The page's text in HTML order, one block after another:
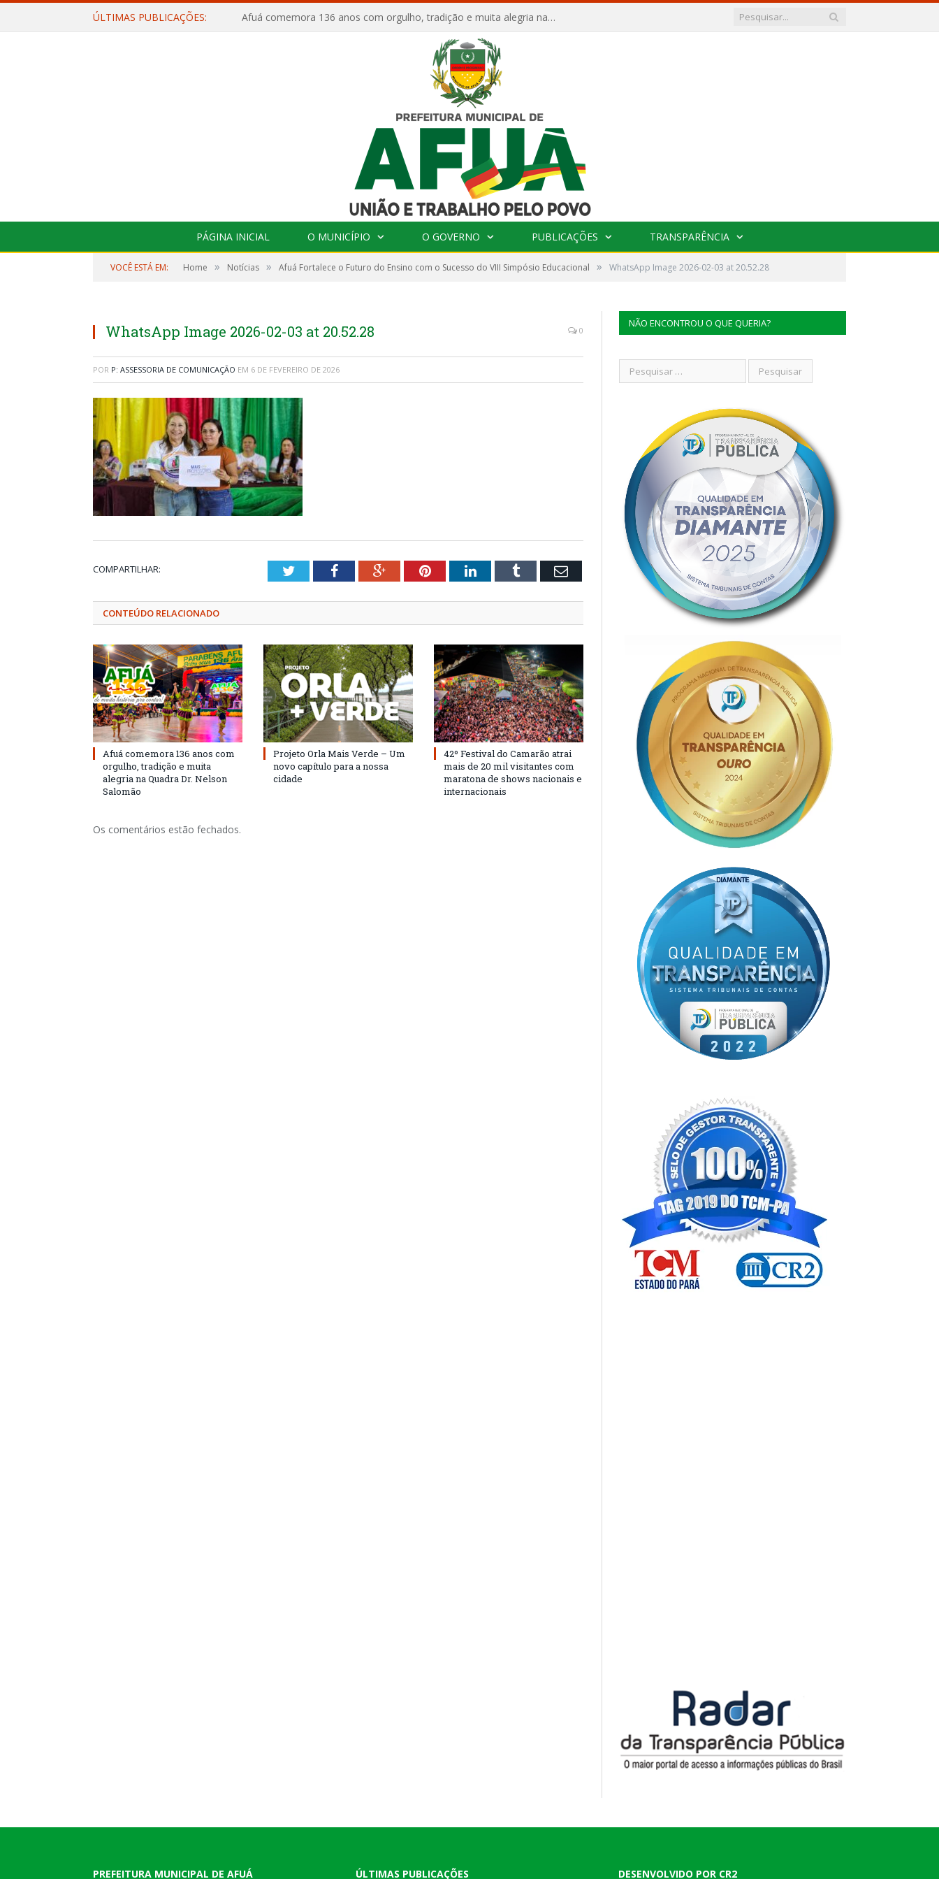
ÚLTIMAS PUBLICAÇÕES: Afuá comemora 136 anos com orgulho, tradição e muita alegria na Quadra Dr. Nelson Salomão
PÁGINA INICIAL O MUNICÍPIO O GOVERNO PUBLICAÇÕES TRANSPARÊNCIA
VOCÊ ESTÁ EM: Home » Notícias » Afuá Fortalece o Futuro do Ensino com o Sucesso do VIII Simpósio Educacional » WhatsApp Image 2026-02-03 at 20.52.28
WhatsApp Image 2026-02-03 at 20.52.28 0
POR P: ASSESSORIA DE COMUNICAÇÃO EM 6 DE FEVEREIRO DE 2026
COMPARTILHAR: TwitterFacebookGoogle+PinterestLinkedInTumblr Email
CONTEÚDO RELACIONADO
Afuá comemora 136 anos com
orgulho, tradição e muita
alegria na Quadra Dr. Nelson
Salomão
Projeto Orla Mais Verde – Um
novo capítulo para a nossa
cidade
42º Festival do Camarão atrai
mais de 20 mil visitantes com
maratona de shows nacionais e
internacionais
Os comentários estão fechados.
NÃO ENCONTROU O QUE QUERIA?
PREFEITURA MUNICIPAL DE AFUÁ ÚLTIMAS PUBLICAÇÕES DESENVOLVIDO POR CR2